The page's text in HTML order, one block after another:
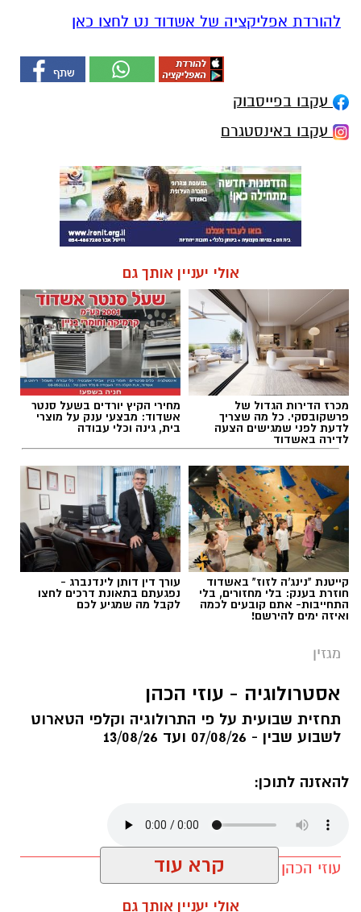
להורדת אפליקציה של אשדוד נט לחצו כאן
עקבו בפייסבוק
עקבו באינסטגרם
אולי יעניין אותך גם
מכרז הדירות הגדול של
פרשקובסקי. כל מה שצריך
לדעת לפני שמגישים הצעה
לדירה באשדוד
מחירי הקיץ יורדים בשעל סנטר
אשדוד: מבצעי ענק על מוצרי
בית, גינה וכלי עבודה
קייטנת "נינג'ה לזוז" באשדוד
חוזרת בענק: בלי מחזורים, בלי
התחייבות- אתם קובעים לכמה
ואיזה ימים להירשם!
עורך דין דותן לינדנברג -
נפגעתם בתאונת דרכים לחצו
לקבל מה שמגיע לכם
מגזין
אסטרולוגיה - עוזי הכהן
תחזית שבועית על פי התרולוגיה וקלפי הטארוט
לשבוע שבין - 07/08/26 ועד 13/08/26
להאזנה לתוכן:
עוזי הכהן / 06:00 06.08.26 קרא עוד
אולי יעניין אותך גם